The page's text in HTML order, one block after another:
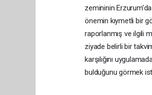
zemininin
önemin kıymetli bir
raporlanmış ve ilgili
ziyade belirli bir
karşılığını
bulduğunu görmek